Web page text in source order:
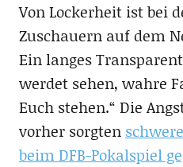
Von Lockerheit ist bei
Zuschauern auf dem
Ein langes
werdet sehen, wahre
Euch stehen.“ Die
vorher sorgten
beim DFB-Pokalspiel